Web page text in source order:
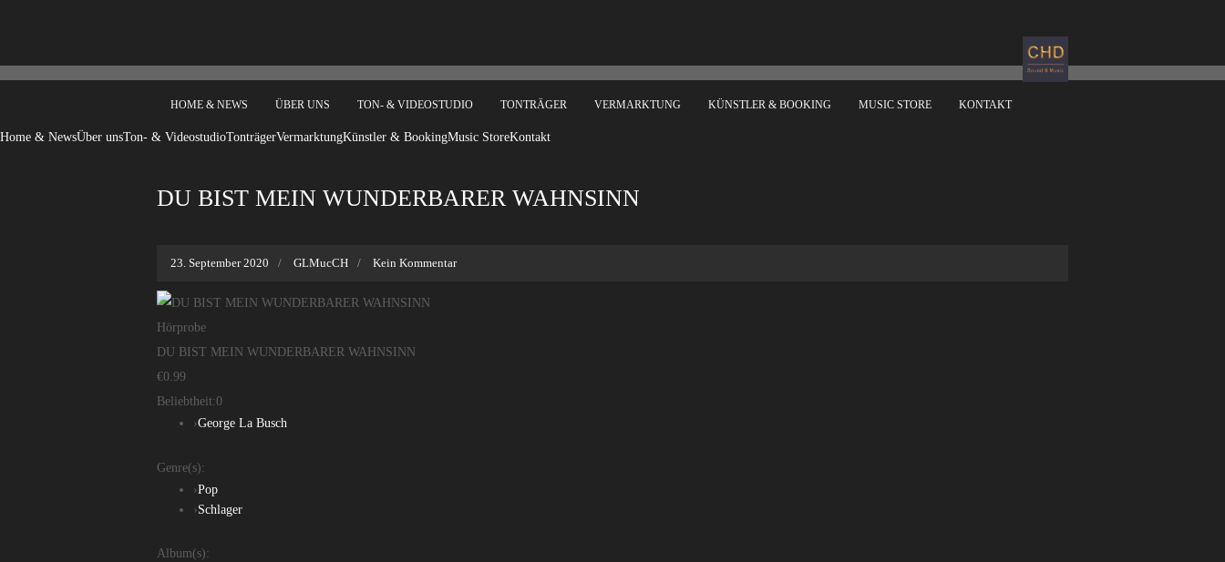
HOME & NEWS ÜBER UNS TON- & VIDEOSTUDIO TONTRÄGER VERMARKTUNG KÜNSTLER & BOOKING MUSIC STORE KONTAKT
Home & NewsÜber unsTon- & VideostudioTonträgerVermarktungKünstler & BookingMusic StoreKontakt
DU BIST MEIN WUNDERBARER WAHNSINN
23. September 2020 GLMucCH Kein Kommentar
Hörprobe
DU BIST MEIN WUNDERBARER WAHNSINN
€0.99
Beliebtheit:0
›George La Busch
Genre(s):
›Pop
›Schlager
Album(s):